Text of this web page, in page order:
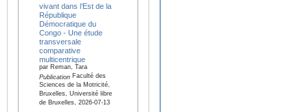
vivant dans l’Est de la
République
Démocratique du
Congo - Une étude
transversale
comparative
multicentrique
par Reman, Tara
PublicationFaculté des
Sciences de la Motricité,
Bruxelles, Université libre
de Bruxelles, 2026-07-13